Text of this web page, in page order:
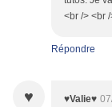
<br /> <br
Répondre
♥ ♥Valie♥